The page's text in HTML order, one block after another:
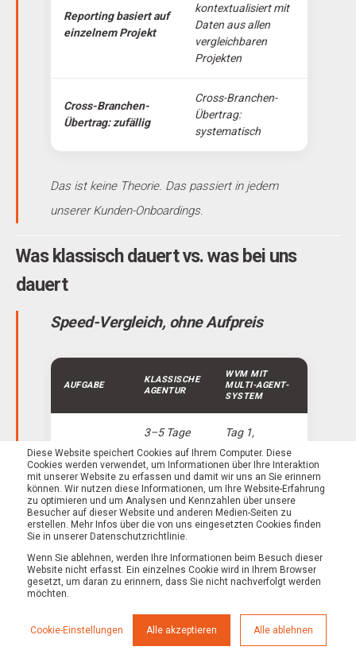
Diese Website speichert Cookies auf Ihrem Computer. Diese
Cookies werden verwendet, um Informationen über Ihre Interaktion
mit unserer Website zu erfassen und damit wir uns an Sie erinnern
können. Wir nutzen diese Informationen, um Ihre Website-Erfahrung
zu optimieren und um Analysen und Kennzahlen über unsere
Besucher auf dieser Website und anderen Medien-Seiten zu
erstellen. Mehr Infos über die von uns eingesetzten Cookies finden
Sie in unserer Datenschutzrichtlinie.
Wenn Sie ablehnen, werden Ihre Informationen beim Besuch dieser
Website nicht erfasst. Ein einzelnes Cookie wird in Ihrem Browser
gesetzt, um daran zu erinnern, dass Sie nicht nachverfolgt werden
möchten.
Cookie-Einstellungen Alle akzeptieren Alle ablehnen
Reporting basiert auf
einzelnem Projekt
kontextualisiert mit
Daten aus allen
vergleichbaren
Projekten
Cross-Branchen-
Übertrag: zufällig
Cross-Branchen-
Übertrag:
systematisch
Das ist keine Theorie. Das passiert in jedem
unserer Kunden-Onboardings.
Was klassisch dauert vs. was bei uns
dauert
Speed-Vergleich, ohne Aufpreis
AUFGABE
KLASSISCHE
AGENTUR
WVM MIT
MULTI-AGENT-
SYSTEM
Monats-
Report
3–5 Tage
nach
Monatsen
de
Tag 1,
automatisch
durch
unseren
Content-
4–8
Stunden
pro Artikel
< 30 Minuten
unseren en +
Lead
en
Minuten
pro Lead
durch
unseren en